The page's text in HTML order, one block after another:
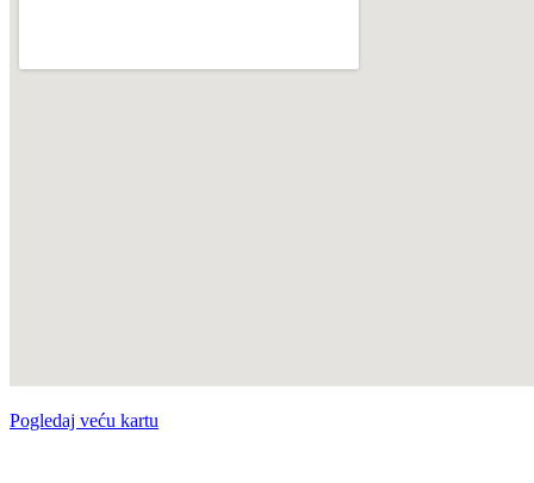
Pogledaj veću kartu